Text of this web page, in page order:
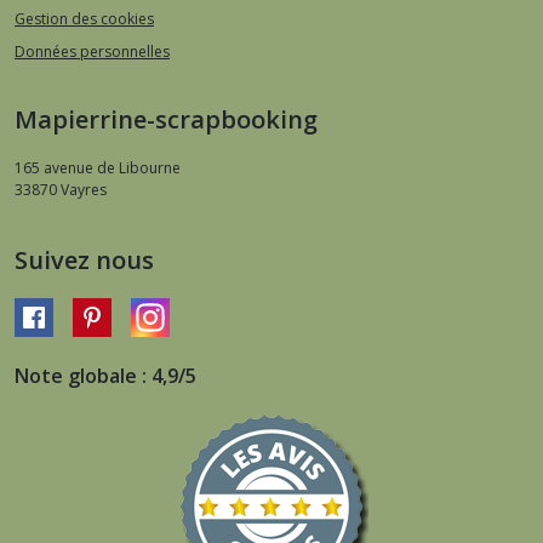
Gestion des cookies
Données personnelles
Mapierrine-scrapbooking
165 avenue de Libourne
33870Vayres
Suivez nous
Note globale : 4,9/5